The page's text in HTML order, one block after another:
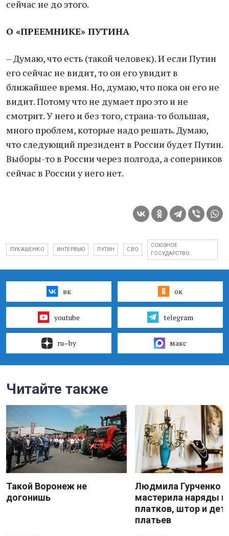
сейчас не до этого.
О «ПРЕЕМНИКЕ» ПУТИНА
– Думаю, что есть (такой человек). И если Путин
его сейчас не видит, то он его увидит в
ближайшее время. Но, думаю, что пока он его не
видит. Потому что не думает про это и не
смотрит. У него и без того, страна-то большая,
много проблем, которые надо решать. Думаю,
что следующий президент в России будет Путин.
Выборы-то в России через полгода, а соперников
сейчас в России у него нет.
ЛУКАШЕНКО ИНТЕРВЬЮ ПУТИН СВО
СОЮЗНОЕ
ГОСУДАРСТВО
вк ок
youtube telegram
ru–by макс
Читайте также
Такой Воронеж не
догонишь
Людмила Гурченко
мастерила наряды
платков, штор и
платьев